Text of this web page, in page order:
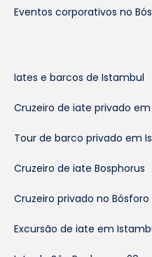
Eventos corporativos no
Iates e barcos de Istambul
Cruzeiro de iate privado
Tour de barco privado em
Cruzeiro de iate Bosphorus
Cruzeiro privado no Bósforo
Excursão de iate em